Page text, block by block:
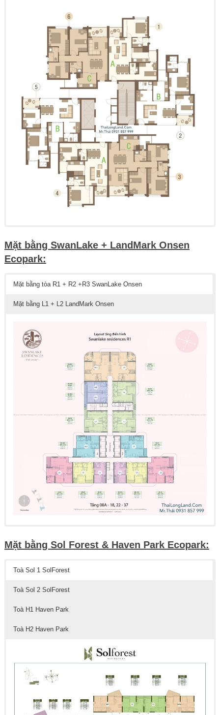
Mặt bằng SwanLake + LandMark Onsen
Ecopark:
Mặt bằng tòa R1 + R2 +R3 SwanLake Onsen
Mặt bằng L1 + L2 LandMark Onsen
Mặt bằng Sol Forest & Haven Park Ecopark:
Toà Sol 1 SolForest
Toà Sol 2 SolForest
Toà H1 Haven Park
Toà H2 Haven Park